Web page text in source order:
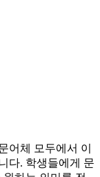
어체 모두에서 이
다. 학생들에게 문